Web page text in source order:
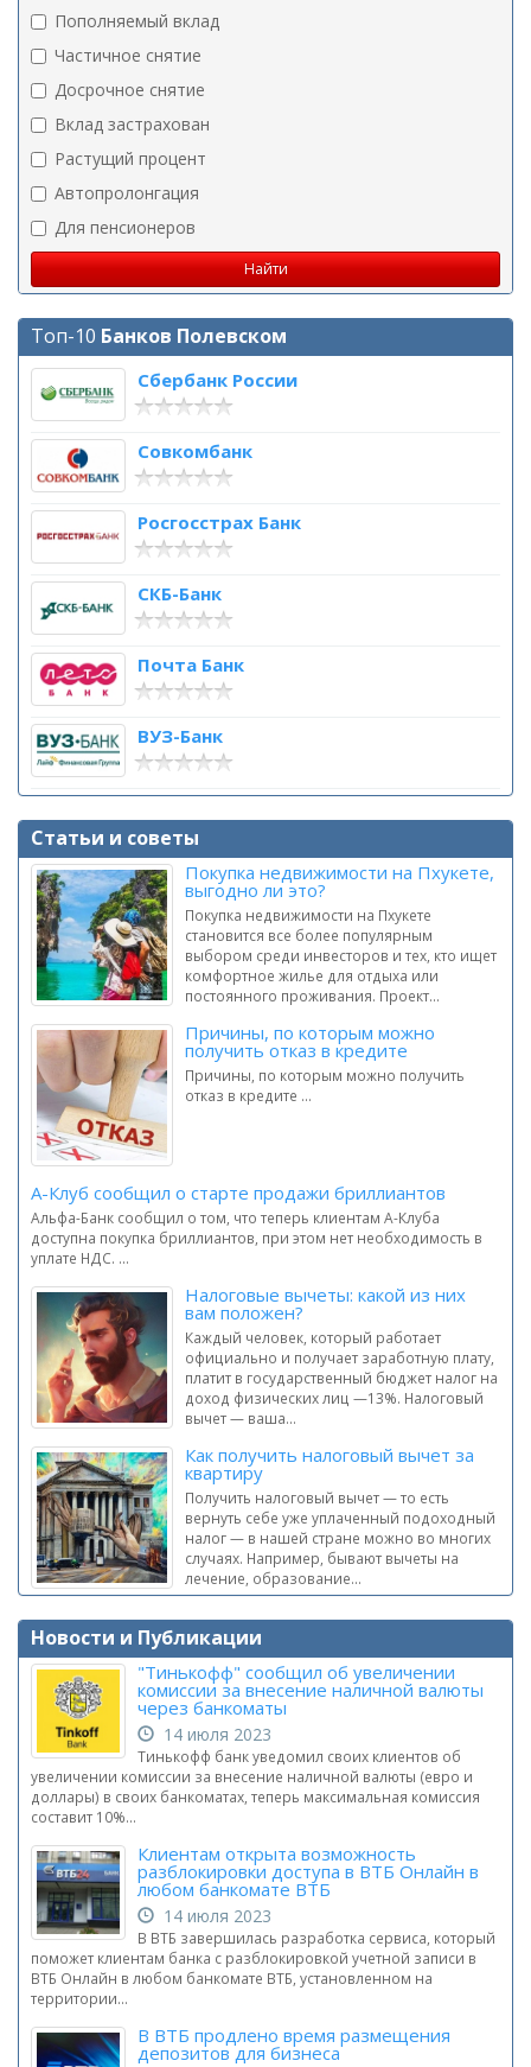
Пополняемый вклад
Частичное снятие
Досрочное снятие
Вклад застрахован
Растущий процент
Автопролонгация
Для пенсионеров
Топ-10 Банков Полевском
Сбербанк России
Совкомбанк
Росгосстрах Банк
СКБ-Банк
Почта Банк
ВУЗ-Банк
Статьи и советы
Покупка недвижимости на Пхукете,
выгодно ли это?
Покупка недвижимости на Пхукете
становится все более популярным
выбором среди инвесторов и тех, кто ищет
комфортное жилье для отдыха или
постоянного проживания. Проект...
Причины, по которым можно
получить отказ в кредите
Причины, по которым можно получить
отказ в кредите ...
А-Клуб сообщил о старте продажи бриллиантов
Альфа-Банк сообщил о том, что теперь клиентам А-Клуба
доступна покупка бриллиантов, при этом нет необходимость в
уплате НДС. ...
Налоговые вычеты: какой из них
вам положен?
Каждый человек, который работает
официально и получает заработную плату,
платит в государственный бюджет налог на
доход физических лиц —13%. Налоговый
вычет — ваша...
Как получить налоговый вычет за
квартиру
Получить налоговый вычет — то есть
вернуть себе уже уплаченный подоходный
налог — в нашей стране можно во многих
случаях. Например, бывают вычеты на
лечение, образование...
Новости и Публикации
"Тинькофф" сообщил об увеличении
комиссии за внесение наличной валюты
через банкоматы
14 июля 2023
Тинькофф банк уведомил своих клиентов об
увеличении комиссии за внесение наличной валюты (евро и
доллары) в своих банкоматах, теперь максимальная комиссия
составит 10%...
Клиентам открыта возможность
разблокировки доступа в ВТБ Онлайн в
любом банкомате ВТБ
14 июля 2023
В ВТБ завершилась разработка сервиса, который
поможет клиентам банка с разблокировкой учетной записи в
ВТБ Онлайн в любом банкомате ВТБ, установленном на
территории...
В ВТБ продлено время размещения
депозитов для бизнеса